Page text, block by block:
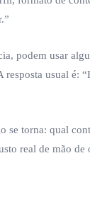
podem usar
usual é:
se torna: qual
real de mão